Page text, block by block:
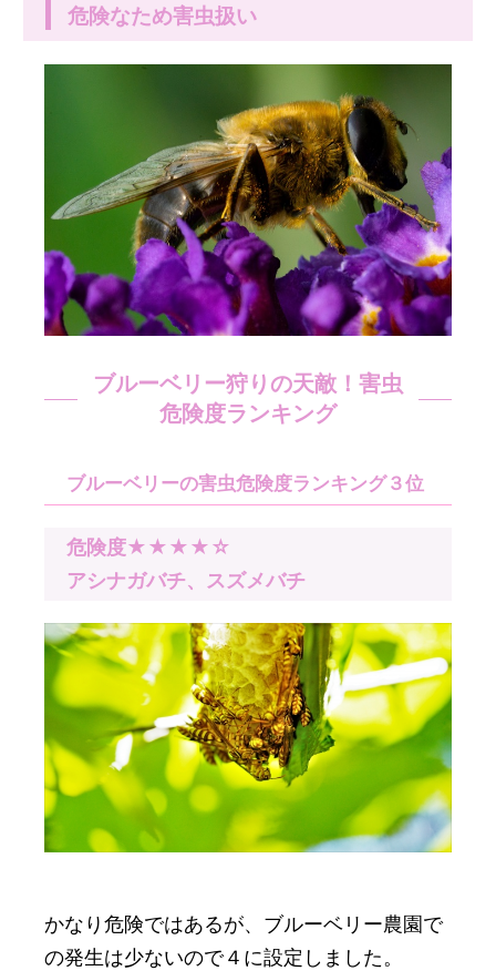
危険なため害虫扱い
ブルーベリー狩りの天敵！害虫
危険度ランキング
ブルーベリーの害虫危険度ランキング３位
危険度★★★★☆
アシナガバチ、スズメバチ
かなり危険ではあるが、ブルーベリー農園で
の発生は少ないので４に設定しました。